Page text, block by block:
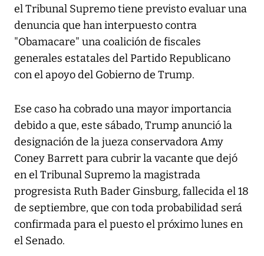
el Tribunal Supremo tiene previsto evaluar una
denuncia que han interpuesto contra
"Obamacare" una coalición de fiscales
generales estatales del Partido Republicano
con el apoyo del Gobierno de Trump.
Ese caso ha cobrado una mayor importancia
debido a que, este sábado, Trump anunció la
designación de la jueza conservadora Amy
Coney Barrett para cubrir la vacante que dejó
en el Tribunal Supremo la magistrada
progresista Ruth Bader Ginsburg, fallecida el 18
de septiembre, que con toda probabilidad será
confirmada para el puesto el próximo lunes en
el Senado.